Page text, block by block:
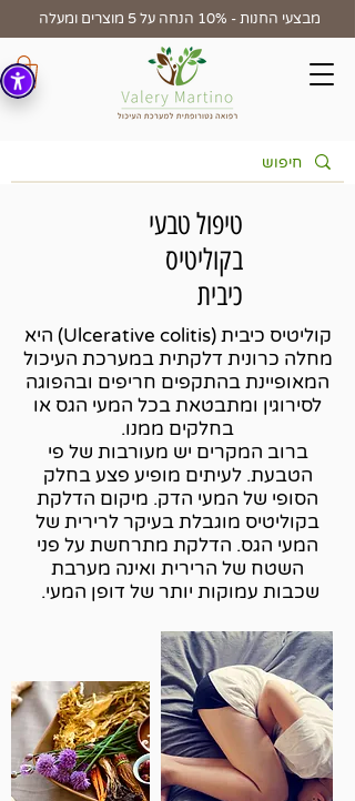
מבצעי החנות - 10% הנחה על 5 מוצרים ומעלה
טיפול טבעי
בקוליטיס
כיבית
קוליטיס כיבית (Ulcerative colitis) היא
מחלה כרונית דלקתית במערכת העיכול
המאופיינת בהתקפים חריפים ובהפוגה
לסירוגין ומתבטאת בכל המעי הגס או
בחלקים ממנו.
ברוב המקרים יש מעורבות של פי
הטבעת. לעיתים מופיע פצע בחלק
הסופי של המעי הדק. מיקום הדלקת
בקוליטיס מוגבלת בעיקר לרירית של
המעי הגס. הדלקת מתרחשת על פני
השטח של הרירית ואינה מערבת
שכבות עמוקות יותר של דופן המעי.